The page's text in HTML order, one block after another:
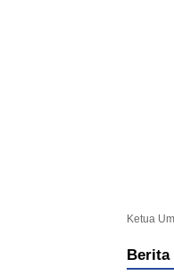
Ketua
Berita